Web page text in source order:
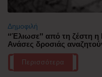
Δημοφιλή
“Έλιωσε” από τη ζέστη
Ανάσες δροσιάς
Περισσότερα